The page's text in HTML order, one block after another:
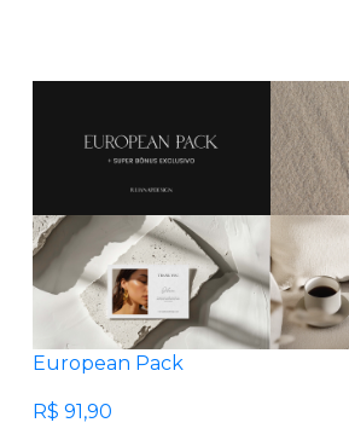
European Pack
R$ 91,90